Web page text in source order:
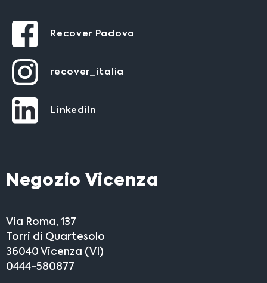
Recover Padova
recover_italia
LinkediIn
Negozio Vicenza
Via Roma, 137
Torri di Quartesolo
36040 Vicenza (VI)
0444-580877